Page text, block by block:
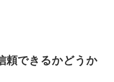
頼できるかどうか